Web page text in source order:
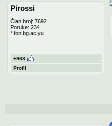
Pirossi
Član broj: 7692
Poruke: 234
*.fon.bg.ac.yu
+968
Profil